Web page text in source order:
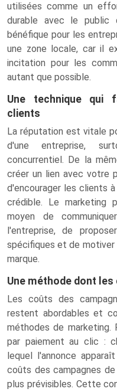
utilisées comme un
durable avec le public
bénéfique pour les
une zone locale, car il
incitation pour les
autant que possible.
Une technique qui
clients
La réputation est vitale
d'une entreprise,
concurrentiel. De la
créer un lien avec votre
d'encourager les clients
crédible. Le marketing
moyen de
l'entreprise, de
spécifiques et de
marque.
Une méthode dont
Les coûts des
restent abordables et
méthodes de marketing.
par paiement au clic :
lequel l'annonce
coûts des campagnes
plus prévisibles. Cette